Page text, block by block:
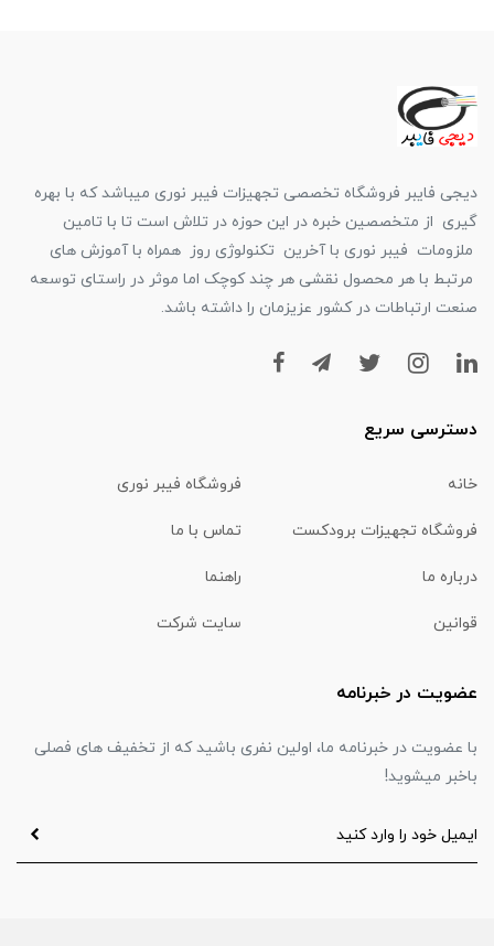
دیجی فایبر فروشگاه تخصصی تجهیزات فیبر نوری میباشد که با بهره
گیری از متخصصین خبره در این حوزه در تلاش است تا با تامین
ملزومات فیبر نوری با آخرین تکنولوژی روز همراه با آموزش های
مرتبط با هر محصول نقشی هر چند کوچک اما موثر در راستای توسعه
صنعت ارتباطات در کشور عزیزمان را داشته باشد.
دسترسی سریع
خانه فروشگاه فیبر نوری
فروشگاه تجهیزات برودکست تماس با ما
درباره ما راهنما
قوانین سایت شرکت
عضویت در خبرنامه
با عضویت در خبرنامه ما، اولین نفری باشید که از تخفیف های فصلی
باخبر میشوید!